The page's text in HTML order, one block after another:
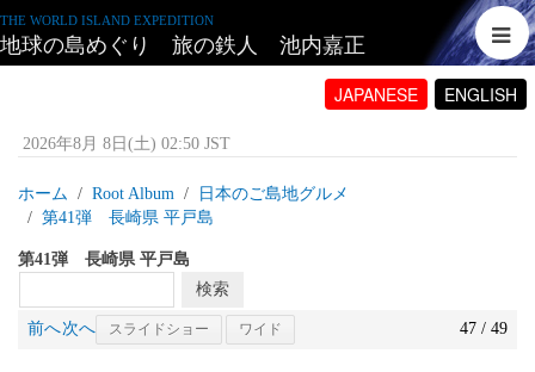
THE WORLD ISLAND EXPEDITION
地球の島めぐり 旅の鉄人 池内嘉正
JAPANESE ENGLISH
2026年8月 8日(土) 02:50 JST
ホーム Root Album
日本のご島地グルメ
第41弾 長崎県 平戸島
第41弾 長崎県 平戸島
前へ次へ スライドショー ワイド 47 / 49